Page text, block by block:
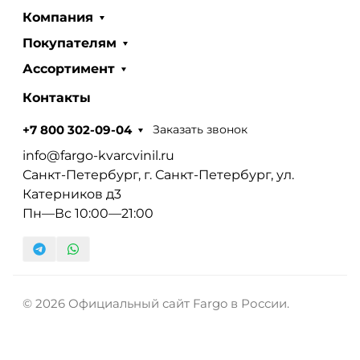
Компания
Покупателям
Ассортимент
Контакты
+7 800 302-09-04 Заказать звонок
info@fargo-kvarcvinil.ru
Санкт-Петербург, г. Санкт-Петербург, ул.
Катерников д3
Пн—Вс 10:00—21:00
© 2026 Официальный сайт Fargo в России.